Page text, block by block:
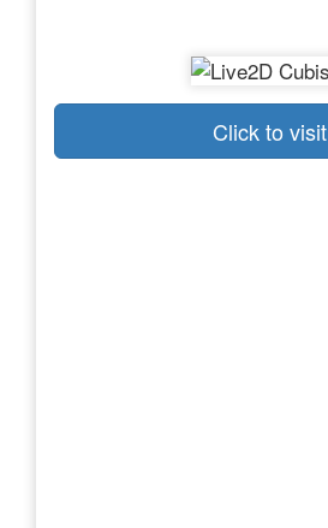
Click to visit